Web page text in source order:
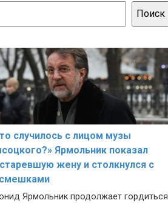
Поиск
случилось с лицом музы
Ярмольник показал
жену и столкнулся с
Ярмольник продолжает гордиться